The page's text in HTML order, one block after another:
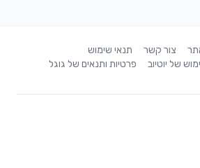
צור קשר
תנאי שימוש
של יוטיוב פרטיות ותנאים של גוגל